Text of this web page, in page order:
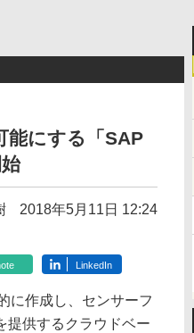
能にする「SAP
2018年5月11日 12:24
LinkedIn
作成し、センサーフ
提供するクラウドベー